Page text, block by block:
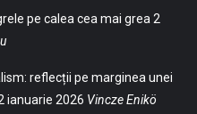
pe calea cea mai grea 2
reflecții pe marginea unei
ianuarie 2026 Vincze Enikö